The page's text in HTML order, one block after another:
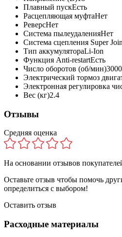
Плавный пускЕсть
Расцепляющая муфтаНет
РеверсНет
Система пылеудаленияНет
Система сцепления Super
Тип аккумулятораLi-Ion
Функция Anti-restartЕсть
Число оборотов (об/мин)
Электрический тормоз
Электронная регулировка
Вес (кг)2.4
Отзывы
Средняя оценка
На основании отзывов
Оставьте отзыв чтобы помочь
определиться с выбором!
Оставить отзыв
Расходные материалы